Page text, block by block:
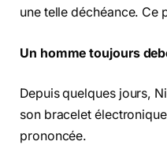
une telle déchéance. Ce
Un homme toujours
Depuis quelques jours,
son bracelet
prononcée.